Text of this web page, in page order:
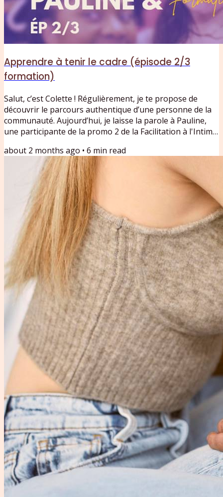
Apprendre à tenir le cadre (épisode 2/3
formation)
Salut, c’est Colette ! Régulièrement, je te propose de
découvrir le parcours authentique d’une personne de la
communauté. Aujourd’hui, je laisse la parole à Pauline,
une participante de la promo 2 de la Facilitation à l'Intime.
raconte son expérience au sein de la formation
Facilitation de l’Intime de Colette se Confesse. Un récit de
l’intérieur, entre exploration personnelle, apprentissage
du cadre, consentement et transmission....
about 2 months ago • 6 min read